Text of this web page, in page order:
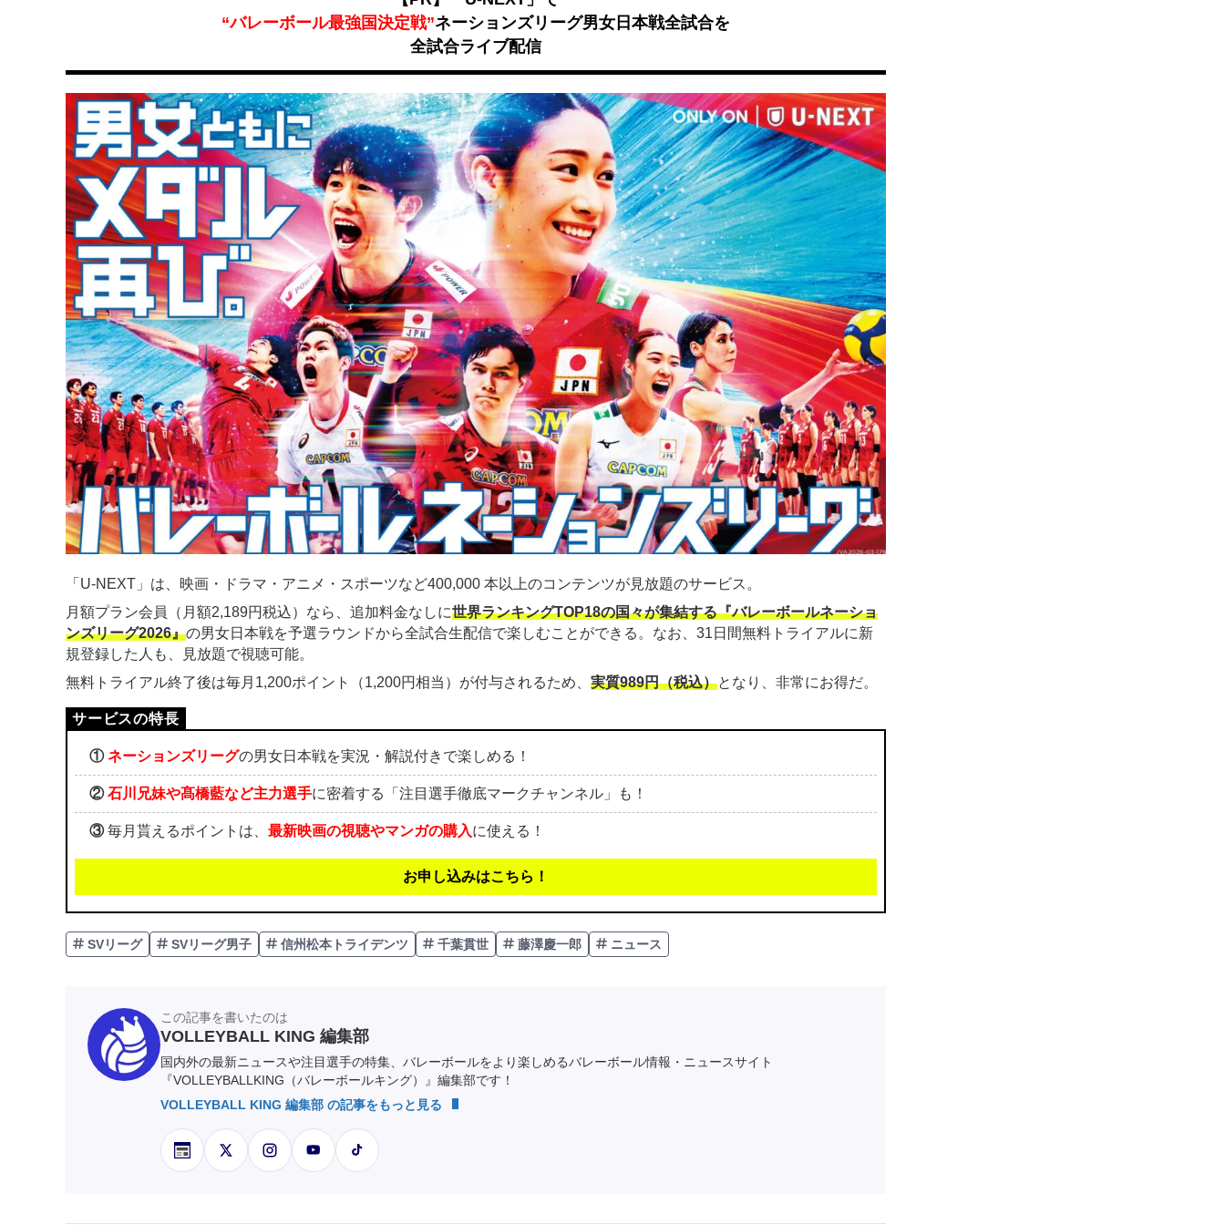
“バレーボール最強国決定戦”ネーションズリーグ男女日本戦全試合を
全試合ライブ配信
「U-NEXT」は、映画・ドラマ・アニメ・スポーツなど400,000 本以上のコンテンツが見放題のサービス。
月額プラン会員（月額2,189円税込）なら、追加料金なしに世界ランキングTOP18の国々が集結する『バレーボールネーショ
ンズリーグ2026』の男女日本戦を予選ラウンドから全試合生配信で楽しむことができる。なお、31日間無料トライアルに新
規登録した人も、見放題で視聴可能。
無料トライアル終了後は毎月1,200ポイント（1,200円相当）が付与されるため、 実質989円（税込）となり、非常にお得だ。
① ネーションズリーグの男女日本戦を実況・解説付きで楽しめる！
② 石川兄妹や髙橋藍など主力選手に密着する「注目選手徹底マークチャンネル」も！
③毎月貰えるポイントは、 最新映画の視聴やマンガの購入に使える！
お申し込みはこちら！
SVリーグ SVリーグ男子 信州松本トライデンツ 千葉貫世 藤澤慶一郎 ニュース
この記事を書いたのは
VOLLEYBALL KING 編集部
国内外の最新ニュースや注目選手の特集、バレーボールをより楽しめるバレーボール情報・ニュースサイト
『VOLLEYBALLKING（バレーボールキング）』編集部です！
VOLLEYBALL KING 編集部 の記事をもっと見る